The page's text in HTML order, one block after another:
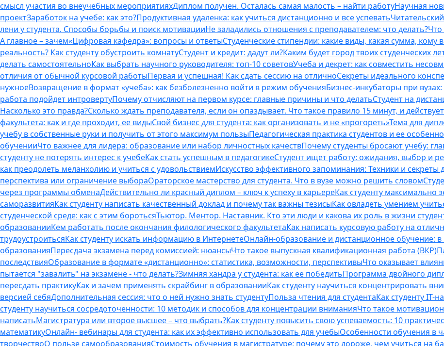
смысл участия во внеучебных мероприятияхДиплом получен. Осталась самая малость – найти работуНаучная
проектЗаработок на учебе: как это?Продуктивная удаленка: как учиться дистанционно и все успевать
лени у студента. Способы борьбы и поиск мотивацииНе заладились отношения с преподавателем: что делать?Что
А главное – зачем«Цифровая кафедра»: вопросы и ответыСтуденческие стипендии: какие виды, какая сумма, кому
реальность? Как студенту обустроить комнатуСтудент и кредит: дадут ли?Каким будет город твоих студенческих
делать самостоятельноКак выбрать научного руководителя: топ-10 советовУчеба и декрет: как совместить
отличия от обычной курсовой работыПервая и успешная! Как сдать сессию на отличноСекреты идеального
нужноеВозвращение в формат «учеба»: как безболезненно войти в режим обученияБизнес-инкубаторы при вузах:
работа подойдет интровертуПочему отчисляют на первом курсе: главные причины и что делатьСтудент на
Насколько это правда?Сколько ждать преподавателя, если он опаздывает. Что такое правило 15 минут, и
факультета: как и где проходит, ее видыСвой бизнес для студента: как организовать и не «прогореть»Тема для
учебу в собственные руки и получить от этого максимум пользыПедагогическая практика студентов и ее
обученииЧто важнее для лидера: образование или набор личностных качествПочему студенты бросают учебу:
студенту не потерять интерес к учебеКак стать успешным в педагогикеСтудент ищет работу: ожидания, выбор и
как преодолеть меланхолию и учиться с удовольствиемИскусство эффективного запоминания: Техники и секреты
перспектива или ограничение выбораОраторское мастерство для студента. Что в вузе можно решить словом
через программы обменаДействительно ли красный диплом – ключ к успеху в карьереКак студенту максимально
саморазвитияКак студенту написать качественный доклад и почему так важны тезисыКак овладеть умением
студенческой среде: как с этим боротьсяТьютор. Ментор. Наставник. Кто эти люди и какова их роль в жизни
образованииКем работать после окончания филологического факультетаКак написать курсовую работу на
трудоустроитьсяКак студенту искать информацию в ИнтернетеОнлайн-образование и дистанционное обучение:
образованияПересдача экзамена перед комиссией: нюансыЧто такое выпускная квалификационная работа (ВКР)
последствияОбразование в формате «дистанционно»: статистика, возможности, перспективыЧто оказывает
пытается "завалить" на экзамене - что делать?Зимняя хандра у студента: как ее победитьПрограмма двойного
пересдать практикуКак и зачем применять скрайбинг в образованииКак студенту научиться концентрировать
версией себяДополнительная сессия: что о ней нужно знать студентуПольза чтения для студентаКак студенту IT-
студенту научиться сосредоточенности: 10 методик и способов для концентрации вниманияЧто такое
написатьМагистратура или второе высшее – что выбрать?Как студенту повысить свою успеваемость: 10
математикуОнлайн- вебинары для студента: как их эффективно использовать для учебыОсобенности обучения в
творчествоО пользе самообразованияСтоимость обучения в магистратуре: почему это дороже, чем учиться на